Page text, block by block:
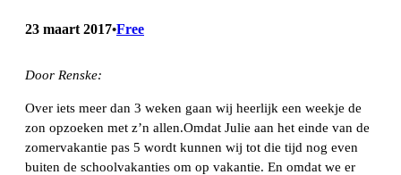
23 maart 2017•Free
Door Renske:
Over iets meer dan 3 weken gaan wij heerlijk een weekje de
zon opzoeken met z’n allen.Omdat Julie aan het einde van de
zomervakantie pas 5 wordt kunnen wij tot die tijd nog even
buiten de schoolvakanties om op vakantie. En omdat we er